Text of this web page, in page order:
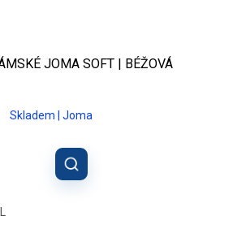
JOMA SOFT | BÉŽOVÁ
Skladem | Joma